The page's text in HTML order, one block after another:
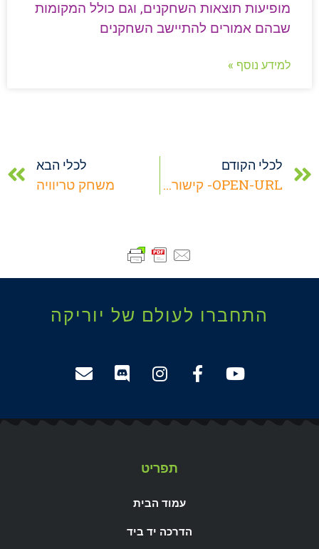
מופיעות תוצאות השחקנים, וגם כולל המקומות
שבהם אמורים להתיישב השחקנים
למידע נוסף »
לכלי הקודם
OPEN-URL- קישורית
לכלי הבא
משחק טריוויה
התחברו לעולם של יוריקה
תפריט
עמוד הבית
הדרכה יד ביד